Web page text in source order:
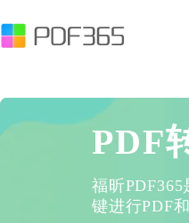
PDF
福昕
键进行PDF